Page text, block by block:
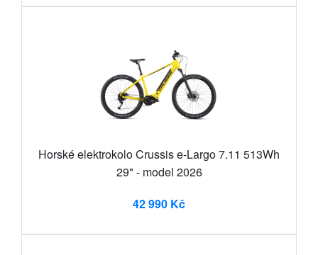
Horské elektrokolo Crussis e-Largo 7.11 513Wh
29" - model 2026
42 990 Kč